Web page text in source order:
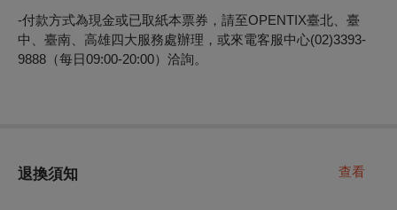
-付款方式為現金或已取紙本票券，請至OPENTIX臺北、臺
中、臺南、高雄四大服務處辦理，或來電客服中心(02)3393-
9888（每日09:00-20:00）洽詢。
退換須知 查看